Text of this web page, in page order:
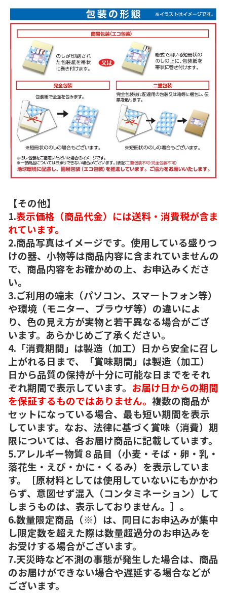
【その他】
1.表示価格（商品代金）には送料・消費税が含ま
れています。
2.商品写真はイメージです。使用している盛りつ
けの器、小物等は商品内容に含まれていませんの
で、商品内容をお確かめの上、お申込みくださ
い。
3.ご利用の端末（パソコン、スマートフォン等）
や環境（モニター、ブラウザ等）の違いによ
り、色の見え方が実物と若干異なる場合がござ
います。あらかじめご了承ください。
4.「消費期間」は製造（加工）日から安全に召し
上がれる日まで、「賞味期間」は製造（加工）
日から品質の保持が十分に可能な日までをそれ
ぞれ期間で表示しています。 お届け日からの期間
を保証するものではありません。 複数の商品が
セットになっている場合、最も短い期間を表示
しています。なお、法律に基づく賞味（消費）期
限については、各お届け商品に記載しています。
5.アレルギー物質８品目（小麦・そば・卵・乳・
落花生・えび・かに・くるみ）を表示していま
す。［原材料としては使用していないにもかかわ
らず、意図せず混入（コンタミネーション）して
しまうものは、表示しておりません。］。
6.数量限定商品（※）は、同日にお申込みが集中
し限定数を超えた際は数量超過分のお申込みを
お受けする場合がございます。
7.天災時など不測の事態が発生した場合は、商品
のお届けができない場合や遅延する場合などが
ございます。